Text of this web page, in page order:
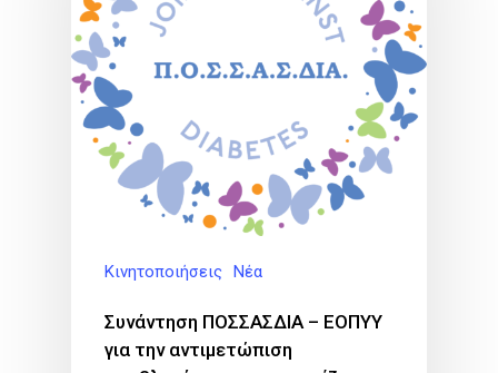
Κινητοποιήσεις Νέα
Συνάντηση ΠΟΣΣΑΣΔΙΑ – ΕΟΠΥΥ
για την αντιμετώπιση